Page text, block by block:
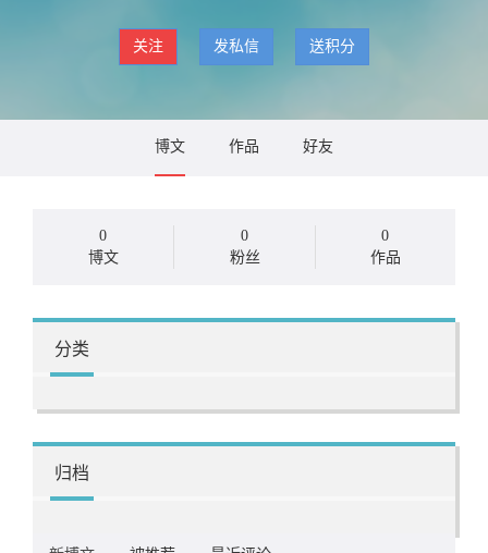
关注 发私信 送积分
博文 作品 好友
0
博文
0
粉丝
0
作品
分类
归档